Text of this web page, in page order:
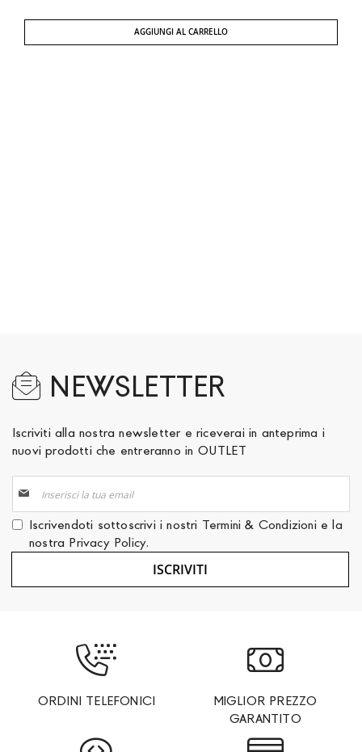
AGGIUNGI AL CARRELLO
NEWSLETTER
Iscriviti alla nostra newsletter e riceverai in anteprima i
nuovi prodotti che entreranno in OUTLET
alla
nostra
Newsletter:
Iscrivendoti sottoscrivi i nostri Termini & Condizioni e la
nostra Privacy Policy.
ISCRIVITI
ORDINI TELEFONICI
MIGLIOR PREZZO
GARANTITO